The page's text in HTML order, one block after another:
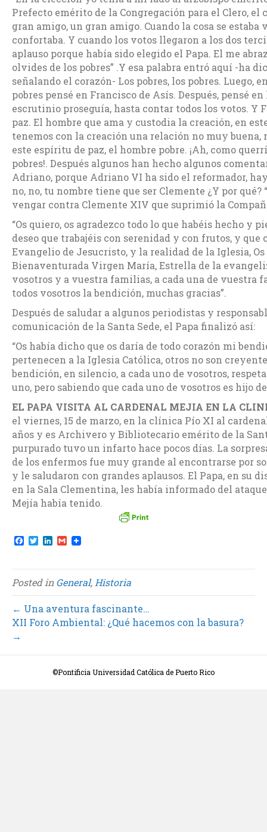
Prefecto emérito de la Congregación para el Clero, el
gran amigo, un gran amigo. Cuando la cosa se estaba
confortaba. Y cuando los votos llegaron a los dos
aplauso porque había sido elegido el Papa. El me
olvides de los pobres” .Y esa palabra entró aquí -ha
señalando el corazón- Los pobres, los pobres. Luego,
pobres pensé en Francisco de Asís. Después, pensé
escrutinio proseguía, hasta contar todos los votos. Y
paz. El hombre que ama y custodia la creación, en
tenemos con la creación una relación no muy buena,
este espíritu de paz, el hombre pobre. ¡Ah, como
pobres!. Después algunos han hecho algunos
Adriano, porque Adriano VI ha sido el reformador,
no, no, tu nombre tiene que ser Clemente ¿Y por qué?
vengar contra Clemente XIV que suprimió la
“Os quiero, os agradezco todo lo que habéis hecho y
deseo que trabajéis con serenidad y con frutos, y que
Evangelio de Jesucristo, y la realidad de la Iglesia,
Bienaventurada Virgen María, Estrella de la
vosotros y a vuestra familias, a cada una de vuestra
todos vosotros la bendición, muchas gracias”.
Después de saludar a algunos periodistas y
comunicación de la Santa Sede, el Papa finalizó así:
“Os había dicho que os daría de todo corazón mi
pertenecen a la Iglesia Católica, otros no son
bendición, en silencio, a cada uno de vosotros,
uno, pero sabiendo que cada uno de vosotros es hijo
EL PAPA VISITA AL CARDENAL MEJIA EN LA
el viernes, 15 de marzo, en la clínica Pío XI al
años y es Archivero y Bibliotecario emérito de la
purpurado tuvo un infarto hace pocos días. La
de los enfermos fue muy grande al encontrarse por
y le saludaron con grandes aplausos. El Papa, en su
en la Sala Clementina, les había informado del
Mejía había tenido.
F
e
b
o
o
k
T
t
t
e
r
L
k
e
d
I
n
G
i
l
Posted inGeneral, Historia
← Una aventura fascinante…
XII Foro Ambiental: ¿Qué hacemos con la basura?
→
©Pontificia Universidad Católica de Puerto Rico